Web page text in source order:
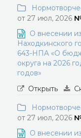
от 27 июл, 2026
О внесении
Находкинского
643-НПА «О
округа на 2026
годов»
Открыть
от 27 июл, 2026
О внесении